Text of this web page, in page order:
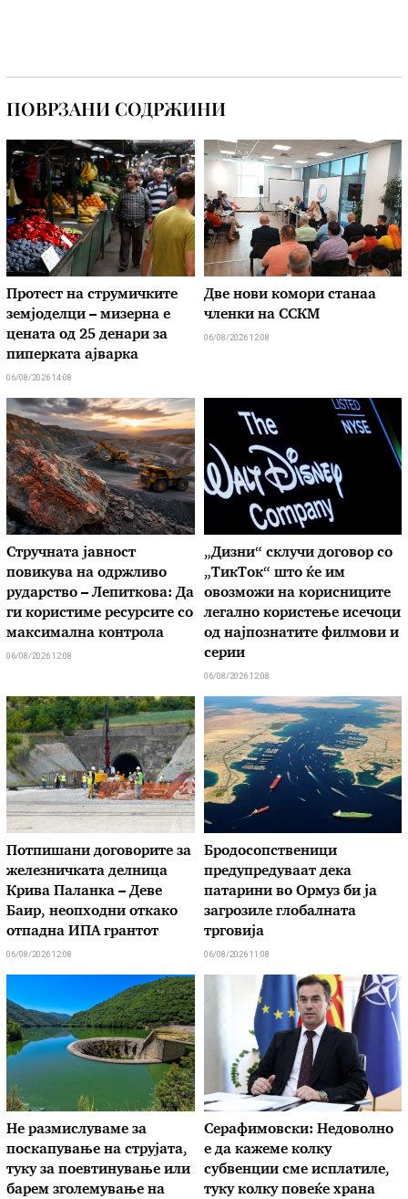
ПОВРЗАНИ СОДРЖИНИ
Протест на струмичките
земјоделци – мизерна е
цената од 25 денари за
пиперката ајварка
06/08/2026 14:08
Две нови комори станаа
членки на ССКМ
06/08/2026 12:08
Стручната јавност
повикува на одржливо
рударство – Лепиткова: Да
ги користиме ресурсите со
максимална контрола
06/08/2026 12:08
„Дизни“ склучи договор со
„ТикТок“ што ќе им
овозможи на корисниците
легално користење исечоци
од најпознатите филмови и
серии
06/08/2026 12:08
Потпишани договорите за
железничката делница
Крива Паланка – Деве
Баир, неопходни откако
отпадна ИПА грантот
06/08/2026 12:08
Бродосопственици
предупредуваат дека
патарини во Ормуз би ја
загрозиле глобалната
трговија
06/08/2026 11:08
Не размислуваме за
поскапување на струјата,
туку за поевтинување или
барем зголемување на
Серафимовски: Недоволно
е да кажеме колку
субвенции сме исплатиле,
туку колку повеќе храна